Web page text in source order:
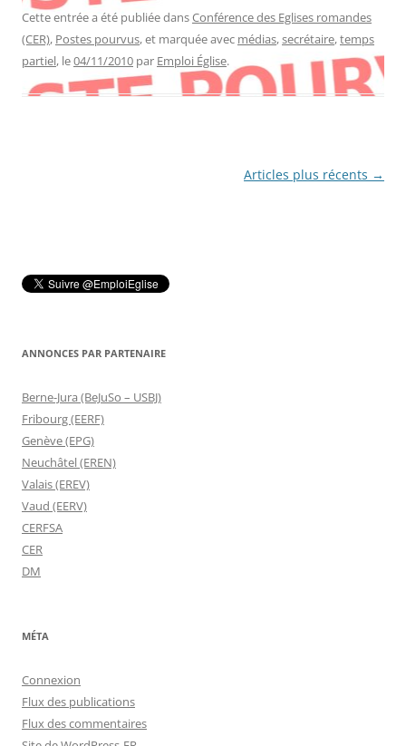
Cette entrée a été publiée dansConférence des Eglises romandes
(CER), Postes pourvus, et marquée avec médias,secrétaire,temps
partiel, le04/11/2010 par Emploi Église.
Articles plus récents →
ANNONCES PAR PARTENAIRE
Berne-Jura (BeJuSo – USBJ)
Fribourg (EERF)
Genève (EPG)
Neuchâtel (EREN)
Valais (EREV)
Vaud (EERV)
CERFSA
CER
DM
MÉTA
Connexion
Flux des publications
Flux des commentaires